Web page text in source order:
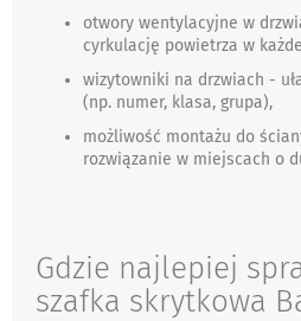
otwory wentylacyjne w
cyrkulację powietrza w
wizytowniki na drzwiach -
(np. numer, klasa, grupa),
możliwość montażu do
rozwiązanie w miejscach o
Gdzie najlepiej
szafka skrytkowa